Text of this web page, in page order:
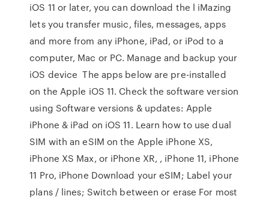
iOS 11 or later, you can download the l iMazing
lets you transfer music, files, messages, apps
and more from any iPhone, iPad, or iPod to a
computer, Mac or PC. Manage and backup your
iOS device The apps below are pre-installed
on the Apple iOS 11. Check the software version
using Software versions & updates: Apple
iPhone & iPad on iOS 11. Learn how to use dual
SIM with an eSIM on the Apple iPhone XS,
iPhone XS Max, or iPhone XR, , iPhone 11, iPhone
11 Pro, iPhone Download your eSIM; Label your
plans / lines; Switch between or erase For most